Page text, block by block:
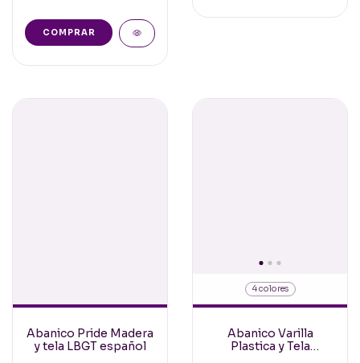
COMPRAR
Abanico Pride Madera
y tela LBGT español
4 colores
Abanico Varilla
Plastica y Tela